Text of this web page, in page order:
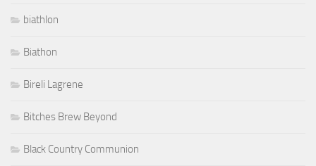
biathlon
Biathon
Bireli Lagrene
Bitches Brew Beyond
Black Country Communion